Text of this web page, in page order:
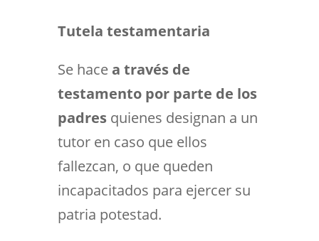
Tutela testamentaria
Se hace a través de
testamento por parte de los
padresquienes designan a un
tutor en caso que ellos
fallezcan, o que queden
incapacitados para ejercer su
patria potestad.